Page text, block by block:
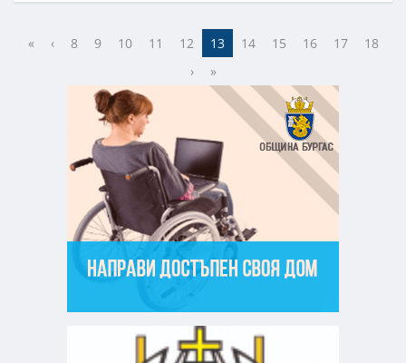
« ‹ 8 9 10 11 12 13 14 15 16 17
18
›
»